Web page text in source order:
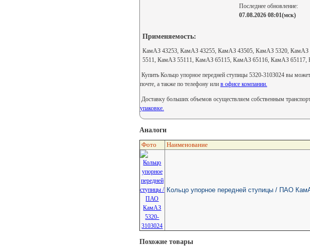
Последнее обновление:
07.08.2026 08:01(мск)
Применяемость:
КамАЗ 43253, КамАЗ 43255, КамАЗ 43505, КамАЗ 5320,
5511, КамАЗ 55111, КамАЗ 65115, КамАЗ 65116, КамАЗ 65117,
Купить Кольцо упорное передней ступицы 5320-3103024 вы
почте, а также по телефону или в офисе компании.
Доставку больших объемов осуществляем собственным
упаковке.
Аналоги
Фото Наименование
Кольцо упорное передней ступицы / ПАО
Похожие товары